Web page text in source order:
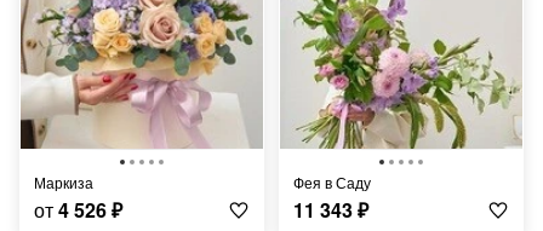
Маркиза
от4 526₽
Фея в Саду
11 343₽